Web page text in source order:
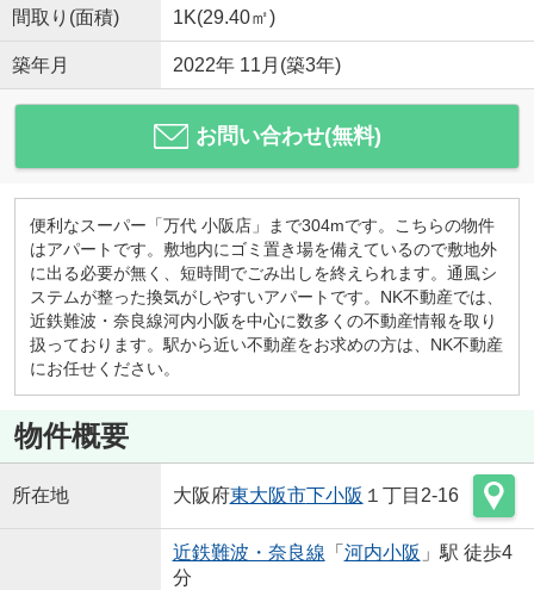
間取り(面積) 1K(29.40㎡)
築年月 2022年 11月(築3年)
お問い合わせ(無料)
便利なスーパー「万代 小阪店」まで304mです。こちらの物件
はアパートです。敷地内にゴミ置き場を備えているので敷地外
に出る必要が無く、短時間でごみ出しを終えられます。通風シ
ステムが整った換気がしやすいアパートです。NK不動産では、
近鉄難波・奈良線河内小阪を中心に数多くの不動産情報を取り
扱っております。駅から近い不動産をお求めの方は、NK不動産
にお任せください。
物件概要
所在地 大阪府東大阪市下小阪 １丁目2-16
近鉄難波・奈良線 「 河内小阪 」駅 徒歩4
分